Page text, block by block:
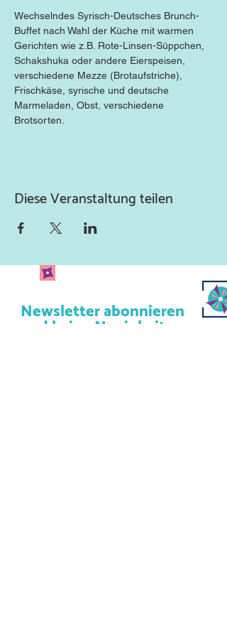
Wechselndes Syrisch-Deutsches Brunch-
Buffet nach Wahl der Küche mit warmen
Gerichten wie z.B. Rote-Linsen-Süppchen,
Schakshuka oder andere Eierspeisen,
verschiedene Mezze (Brotaufstriche),
Frischkäse, syrische und deutsche
Marmeladen, Obst, verschiedene
Brotsorten.
Diese Veranstaltung teilen
Newsletter abonnieren
und keine Neuigkeiten